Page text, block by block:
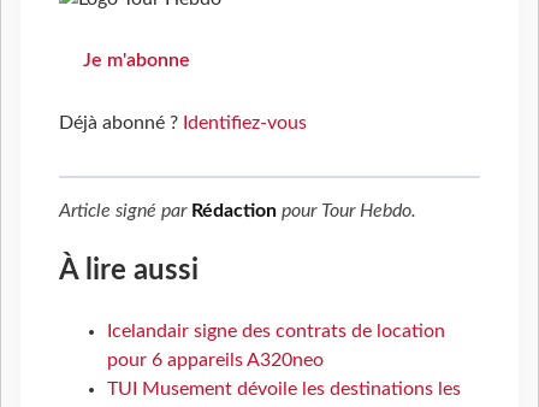
Je m'abonne
Déjà abonné ? Identifiez-vous
Article signé par Rédaction pour Tour Hebdo.
À lire aussi
Icelandair signe des contrats de location
pour 6 appareils A320neo
TUI Musement dévoile les destinations les